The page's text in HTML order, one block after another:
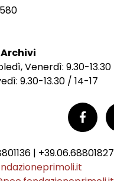
Venerdì: 9.30-13.30
9.30-13.30 / 14-17
| +39.06.68801827